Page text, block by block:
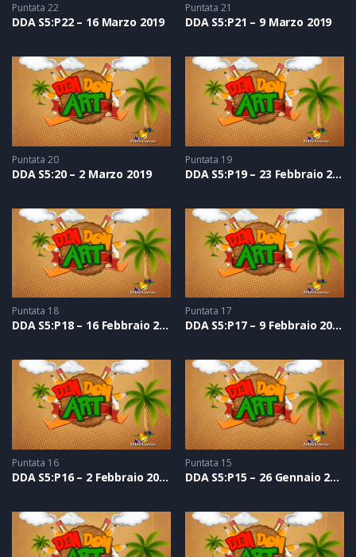
Puntata 22
DDA S5:P22 – 16 Marzo 2019
Puntata 21
DDA S5:P21 – 9 Marzo 2019
Puntata 20
DDA S5:20 – 2 Marzo 2019
Puntata 19
DDA S5:P19 – 23 Febbraio 2019
Puntata 18
DDA S5:P18 – 16 Febbraio 2019
Puntata 17
DDA S5:P17 – 9 Febbraio 2019
Puntata 16
DDA S5:P16 – 2 Febbraio 2019
Puntata 15
DDA S5:P15 – 26 Gennaio 2019